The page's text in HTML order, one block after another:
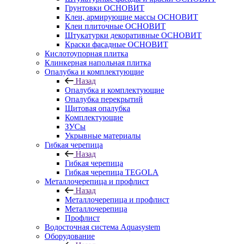
Грунтовки ОСНОВИТ
Клеи, армирующие массы ОСНОВИТ
Клеи плиточные ОСНОВИТ
Штукатурки декоративные ОСНОВИТ
Краски фасадные ОСНОВИТ
Кислотоупорная плитка
Клинкерная напольная плитка
Опалубка и комплектующие
Назад
Опалубка и комплектующие
Опалубка перекрытий
Щитовая опалубка
Комплектующие
ЗУСы
Укрывные материалы
Гибкая черепица
Назад
Гибкая черепица
Гибкая черепица TEGOLA
Металлочерепица и профлист
Назад
Металлочерепица и профлист
Металлочерепица
Профлист
Водосточная система Aquasystem
Оборудование